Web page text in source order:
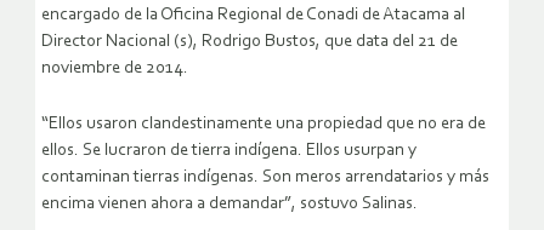
encargado de la Oficina Regional de Conadi de Atacama al
Director Nacional (s), Rodrigo Bustos, que data del 21 de
noviembre de 2014.
“Ellos usaron clandestinamente una propiedad que no era de
ellos. Se lucraron de tierra indígena. Ellos usurpan y
contaminan tierras indígenas. Son meros arrendatarios y más
encima vienen ahora a demandar”, sostuvo Salinas.